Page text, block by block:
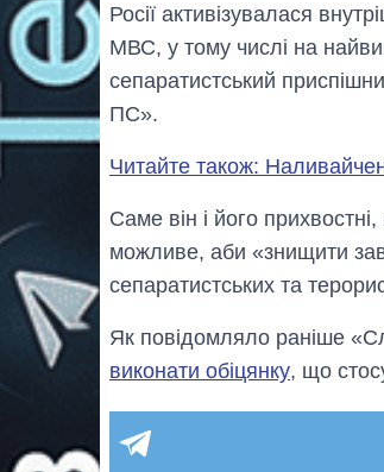
Росії активізувалася
МВС, у тому числі на
сепаратистський
ПС».
Читайте також:
Саме він і його
можливе, аби «знищити
сепаратистських та
Як повідомляло раніше
виконати обіцянку, що